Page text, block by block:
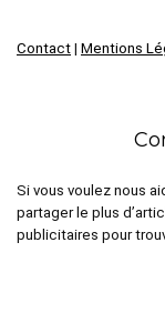
Contact | Mentions
Si vous voulez nous
partager le plus
publicitaires pour